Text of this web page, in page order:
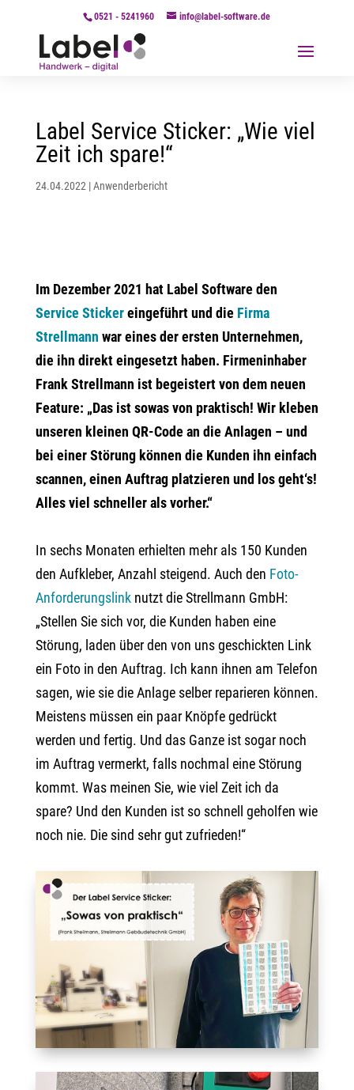
0521 - 5241960 info@label-software.de
Label Service Sticker: „Wie viel
Zeit ich spare!“
24.04.2022 |Anwenderbericht
Im Dezember 2021 hat Label Software den
Service Stickereingeführt und die Firma
Strellmann war eines der ersten Unternehmen,
die ihn direkt eingesetzt haben. Firmeninhaber
Frank Strellmann ist begeistert von dem neuen
Feature: „Das ist sowas von praktisch! Wir kleben
unseren kleinen QR-Code an die Anlagen – und
bei einer Störung können die Kunden ihn einfach
scannen, einen Auftrag platzieren und los geht‘s!
Alles viel schneller als vorher.“
In sechs Monaten erhielten mehr als 150 Kunden
den Aufkleber, Anzahl steigend. Auch den Foto-
Anforderungslinknutzt die Strellmann GmbH:
„Stellen Sie sich vor, die Kunden haben eine
Störung, laden über den von uns geschickten Link
ein Foto in den Auftrag. Ich kann ihnen am Telefon
sagen, wie sie die Anlage selber reparieren können.
Meistens müssen ein paar Knöpfe gedrückt
werden und fertig. Und das Ganze ist sogar noch
im Auftrag vermerkt, falls nochmal eine Störung
kommt. Was meinen Sie, wie viel Zeit ich da
spare? Und den Kunden ist so schnell geholfen wie
noch nie. Die sind sehr gut zufrieden!“